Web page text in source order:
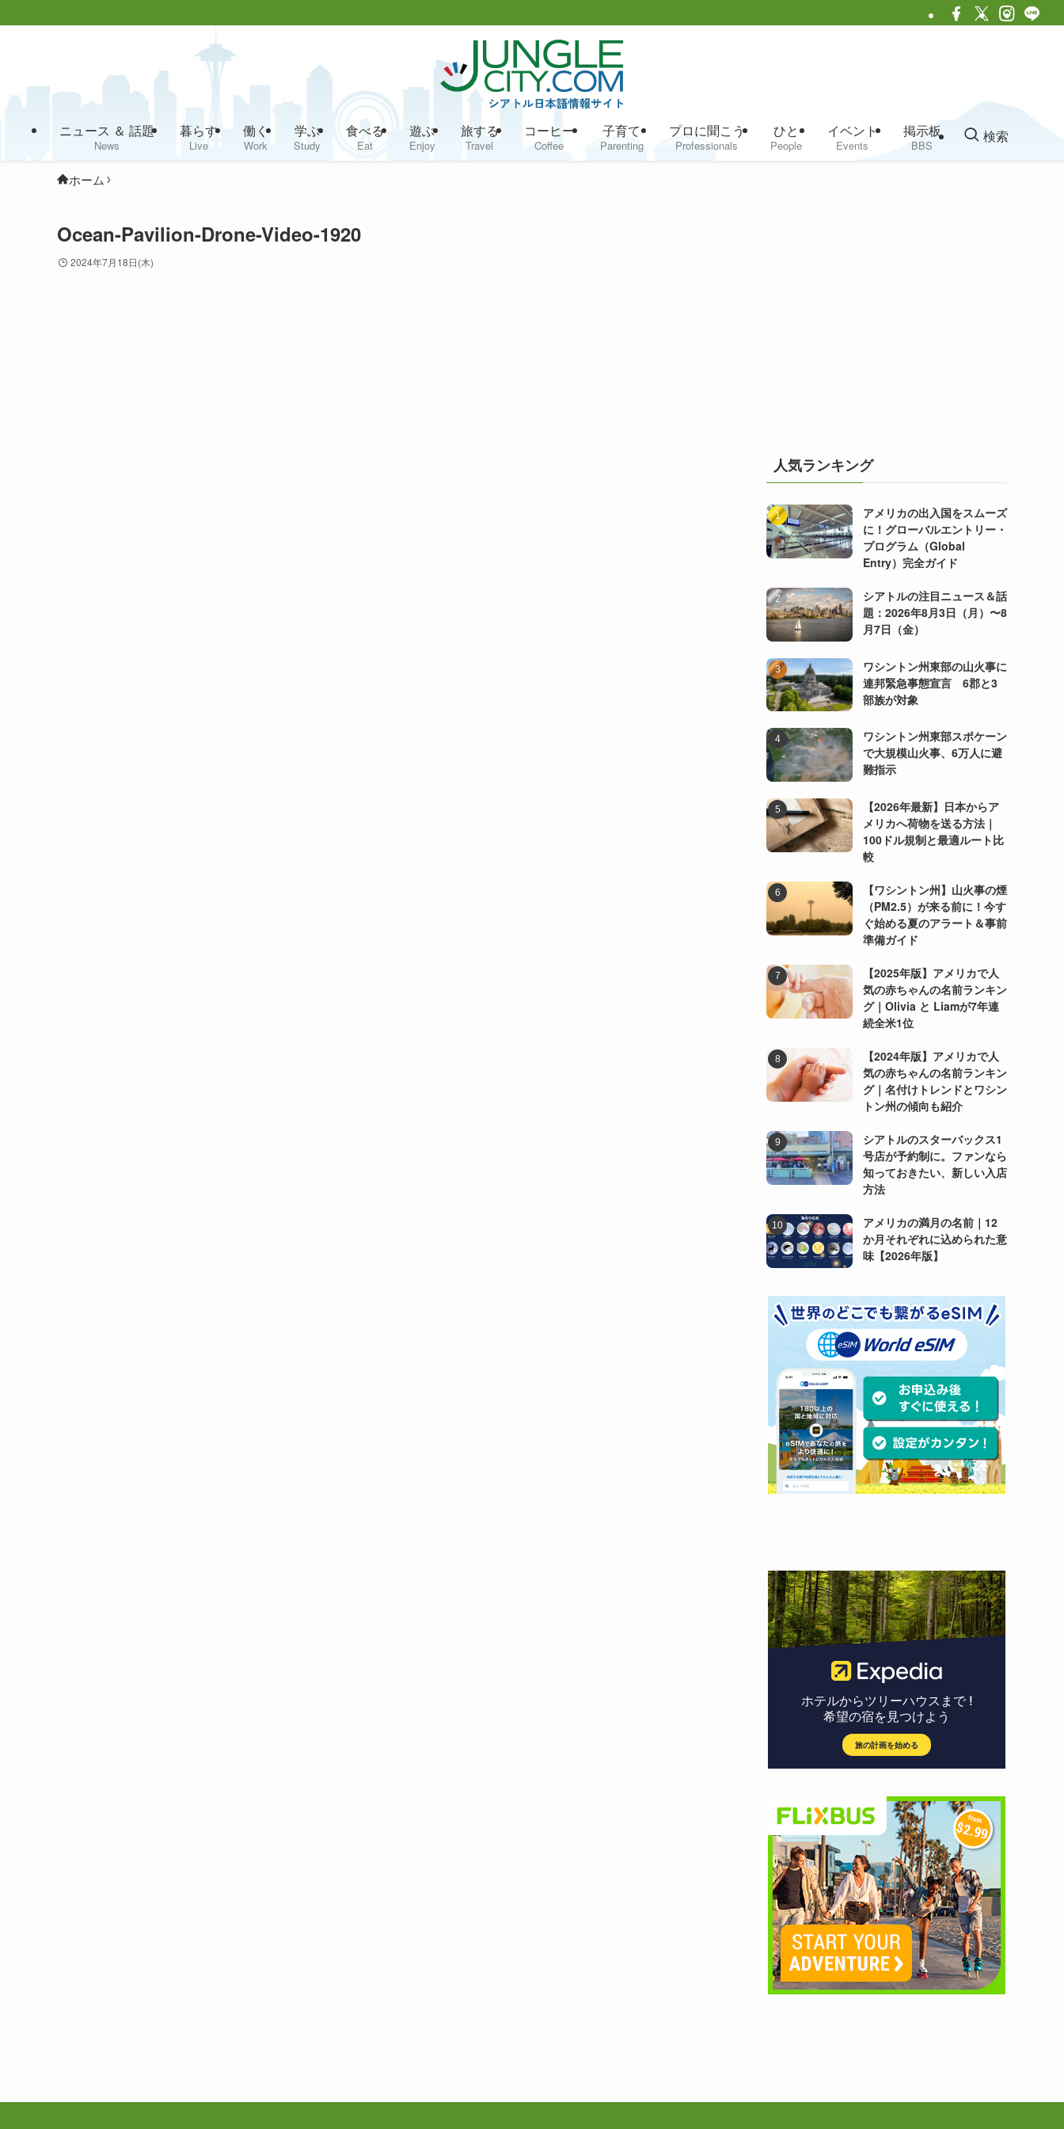
ニュース ＆ 話題
News
暮らす
Live
働く
Work
学ぶ
Study
食べる
Eat
遊ぶ
Enjoy
旅する
Travel
コーヒー
Coffee
子育て
Parenting
プロに聞こう
Professionals
ひと
People
イベント
Events
掲示板
BBS
検索
ホーム
Ocean-Pavilion-Drone-Video-1920
2024年7月18日(木)
人気ランキング
アメリカの出入国をスムーズ
に！グローバルエントリー・
プログラム（Global
Entry）完全ガイド
シアトルの注目ニュース＆話
題：2026年8月3日（月）〜8
月7日（金）
ワシントン州東部の山火事に
連邦緊急事態宣言 6郡と3
部族が対象
ワシントン州東部スポケーン
で大規模山火事、6万人に避
難指示
【2026年最新】日本からア
メリカへ荷物を送る方法｜
100ドル規制と最適ルート比
較
【ワシントン州】山火事の煙
（PM2.5）が来る前に！今す
ぐ始める夏のアラート＆事前
準備ガイド
【2025年版】アメリカで人
気の赤ちゃんの名前ランキン
グ｜Olivia と Liamが7年連
続全米1位
【2024年版】アメリカで人
気の赤ちゃんの名前ランキン
グ｜名付けトレンドとワシン
トン州の傾向も紹介
シアトルのスターバックス1
号店が予約制に。ファンなら
知っておきたい、新しい入店
方法
アメリカの満月の名前｜12
か月それぞれに込められた意
味【2026年版】